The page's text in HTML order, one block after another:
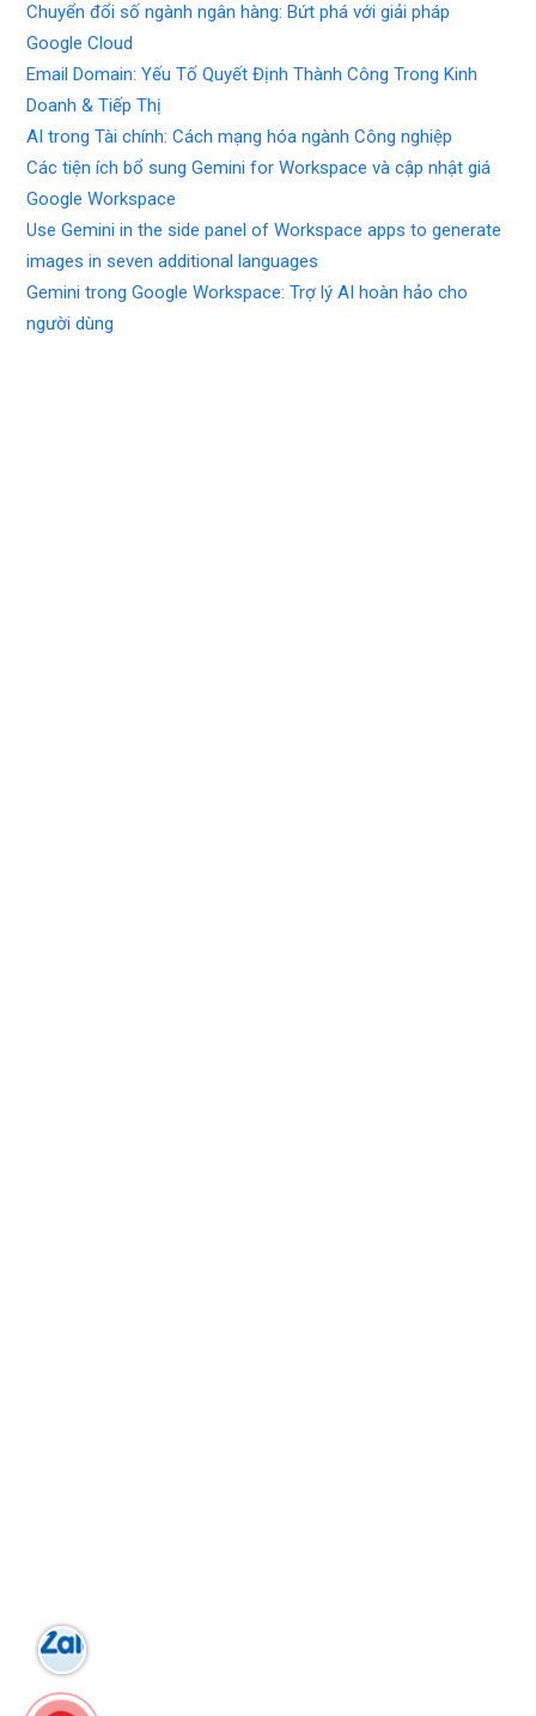
Chuyển đổi số ngành ngân hàng: Bứt phá với giải pháp
Google Cloud
Email Domain: Yếu Tố Quyết Định Thành Công Trong Kinh
Doanh & Tiếp Thị
AI trong Tài chính: Cách mạng hóa ngành Công nghiệp
Các tiện ích bổ sung Gemini for Workspace và cập nhật giá
Google Workspace
Use Gemini in the side panel of Workspace apps to generate
images in seven additional languages
Gemini trong Google Workspace: Trợ lý AI hoàn hảo cho
người dùng